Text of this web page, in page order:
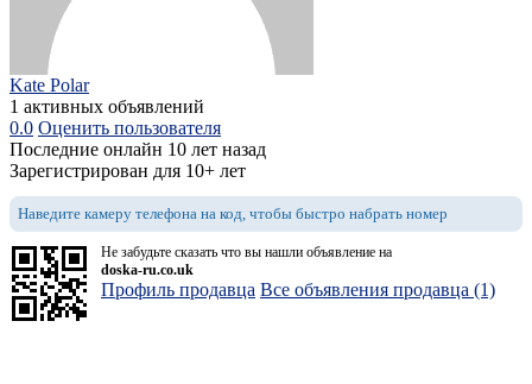
Kate Polar
1 активных объявлений
0.0 Оценить пользователя
Последние онлайн 10 лет назад
Зарегистрирован для 10+ лет
Наведите камеру телефона на код, чтобы быстро набрать номер
Не забудьте сказать что вы нашли объявление на
doska-ru.co.uk
Профиль продавца Все объявления продавца (1)